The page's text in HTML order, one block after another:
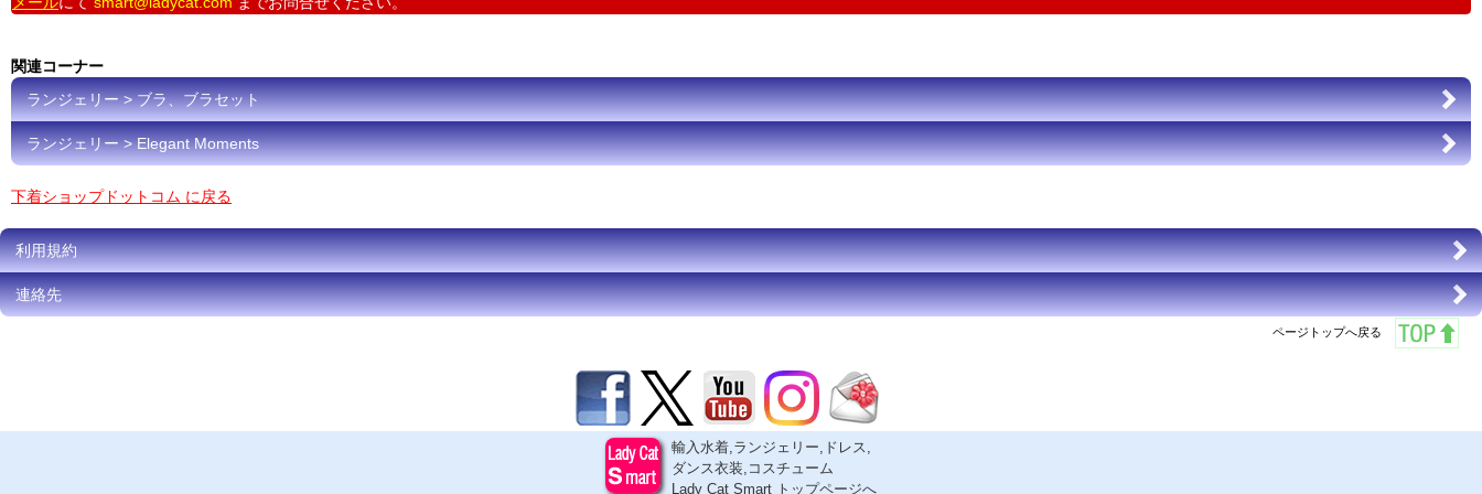
関連コーナー
ランジェリー > ブラ、ブラセット
ランジェリー > Elegant Moments
下着ショップドットコム に戻る
利用規約
連絡先
ページトップへ戻る
輸入水着,ランジェリー,ドレス,
ダンス衣装,コスチューム
Lady Cat Smart トップページへ